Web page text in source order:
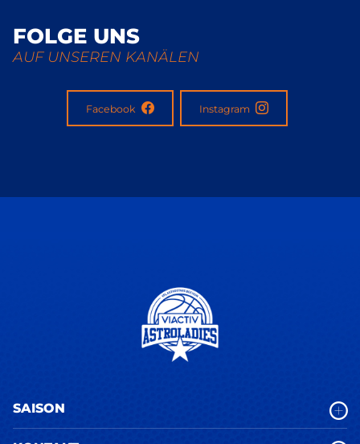
FOLGE UNS
AUF UNSEREN KANÄLEN
Facebook Instagram
SAISON